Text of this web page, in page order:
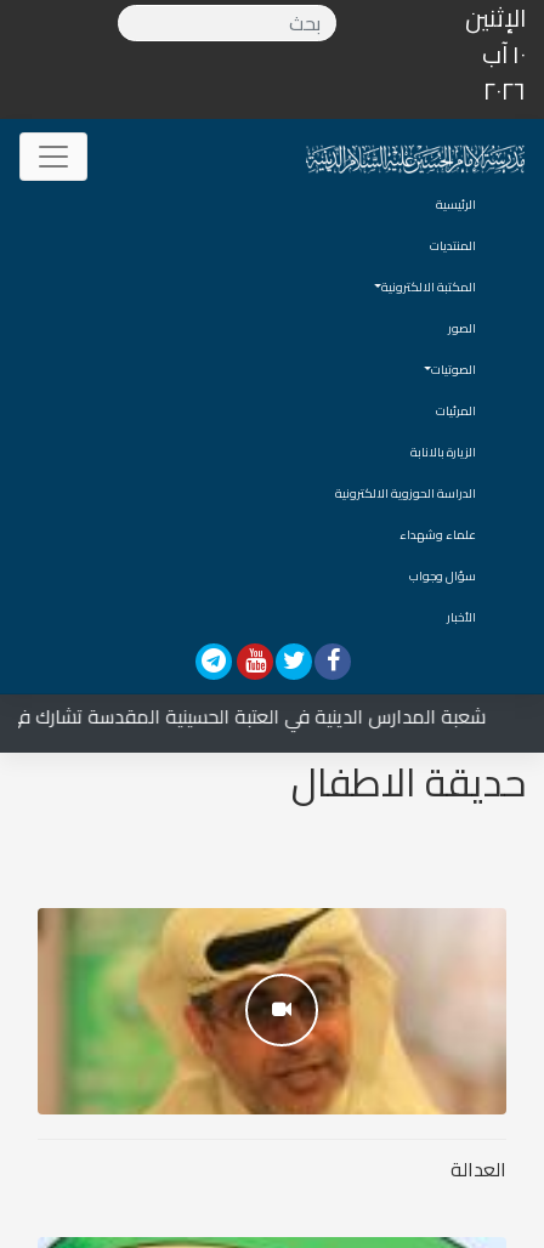
الإثنين
١٠ آب
٢٠٢٦
الرئيسية
المنتديات
المكتبة الالكترونية
الصور
الصوتيات
المرئيات
الزيارة بالانابة
الدراسة الحوزوية الالكترونية
علماء وشهداء
سؤال وجواب
الأخبار
المدارس الدينية في العتبة الحسينية المقدسة تشارك في العزاء
حديقة الاطفال
العدالة